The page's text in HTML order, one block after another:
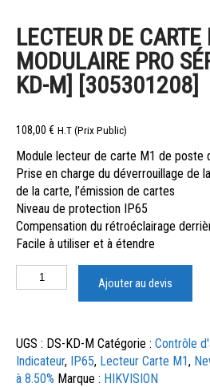
LECTEUR DE CARTE
MODULAIRE PRO
KD-M] [305301208]
108,00 € H.T (Prix Public)
Module lecteur de carte M1 de poste
Prise en charge du déverrouillage de
de la carte, l’émission de cartes
Niveau de protection IP65
Compensation du rétroéclairage
Facile à utiliser et à étendre
Ajouter au devis
UGS : DS-KD-M Catégorie : Contrôle
Indicateur, IP65, Lecteur Carte M1,
à 8.50% Marque : HIKVISION